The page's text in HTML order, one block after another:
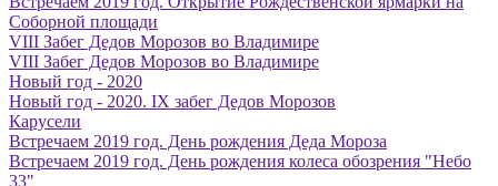
Соборной площади
VIII Забег Дедов Морозов во Владимире
VIII Забег Дедов Морозов во Владимире
Новый год - 2020
Новый год - 2020. IX забег Дедов Морозов
Карусели
Встречаем 2019 год. День рождения Деда Мороза
Встречаем 2019 год. День рождения колеса обозрения "Небо
33"